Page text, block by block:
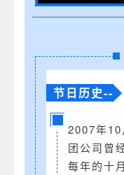
节日历史--
2007年10
团公司曾
每年的十